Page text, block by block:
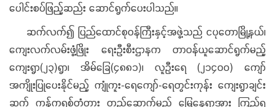
ပေါင်းစပ်ဖြည့်ဆည်း ဆောင်ရွက်ပေးပါသည်။
ဆက်လက်၍ ပြည်ထောင်စုဝန်ကြီးနှင့်အဖွဲ့သည် ငပုတောမြို့နယ်၊
ကျေးလက်လမ်းဖွံ့ဖြိုး ရေးဦးစီးဌာနက တာဝန်ယူဆောင်ရွက်မည့်
ကျေးရွာ(၂၃)ရွာ၊ အိမ်ခြေ(၄၈၈၁)၊ လူဦးရေ (၂၁၄၀၀) ကျော်
အကျိုးပြုပေးနိုင်မည့် ကျုံကူး-ရေကျော်-ရေတွင်းကုန်း ကျေးရွာချင်း
ဆက် ကွန်ကရစ်တံတား တည်ဆောက်မည့် မြေနေရာအား ကြည့်ရှု